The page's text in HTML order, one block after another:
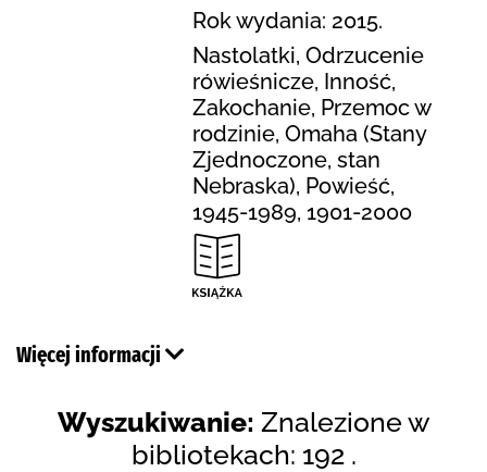
Rok wydania: 2015.
Nastolatki, Odrzucenie
rówieśnicze, Inność,
Zakochanie, Przemoc w
rodzinie, Omaha (Stany
Zjednoczone, stan
Nebraska), Powieść,
1945-1989, 1901-2000
Więcej informacji
Wyszukiwanie: Znalezione w
bibliotekach: 192 .